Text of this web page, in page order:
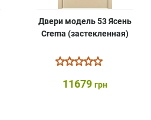
Двери модель 53 Ясень
Crema (застекленная)
11679 грн